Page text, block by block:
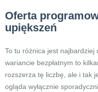
Oferta
upiększeń
To tu różnica jest najbardziej
wariancie bezpłatnym to
rozszerza tę liczbę, ale i tak
ogląda wyłącznie